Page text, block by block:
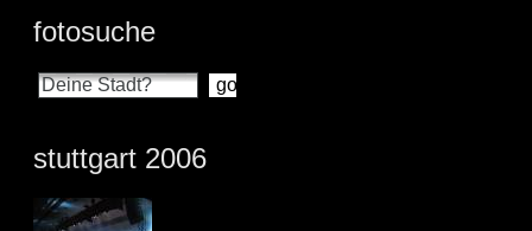
fotosuche
stuttgart 2006